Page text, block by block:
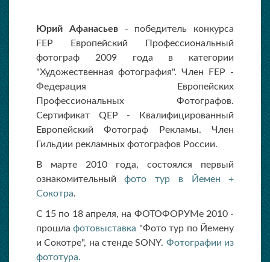
Юрий Афанасьев- победитель конкурса
FEP Европейский Профессиональный
фотограф 2009 года в категории
"Художественная фотография". Член FEP -
Федерация Европейских
Профессиональных Фотографов.
Сертификат QEP - Квалифицированный
Европейский Фотограф Рекламы. Член
Гильдии рекламных фотографов России.
В марте 2010 года, состоялся первый
ознакомительныйфото тур в Йемен +
Сокотра.
С 15 по 18 апреля, на ФОТОФОРУМе 2010 -
прошлафотовыставка "Фото тур по Йемену
и Сокотре", на стенде SONY. Фотографии из
фототура.